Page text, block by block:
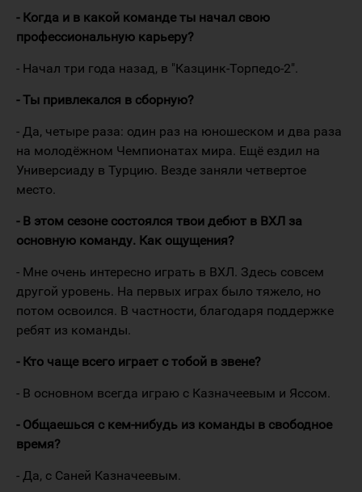
- Когда и в какой команде ты начал свою
профессиональную карьеру?
- Начал три года назад, в "Казцинк-Торпедо-2".
- Ты привлекался в cборную?
- Да, четыре раза: один раз на юношеском и два раза
на молодёжном Чемпионатах мира. Ещё ездил на
Универсиаду в Турцию. Везде заняли четвертое
место.
- В этом сезоне состоялся твои дебют в ВХЛ за
основную команду. Как ощущения?
- Мне очень интересно играть в ВХЛ. Здесь совсем
другой уровень. На первых играх было тяжело, но
потом освоился. В частности, благодаря поддержке
ребят из команды.
- Кто чаще всего играет с тобой в звене?
- В основном всегда играю с Казначеевым и Ясcом.
- Общаешься с кем-нибудь из команды в свободное
время?
- Да, c Саней Казначеевым.